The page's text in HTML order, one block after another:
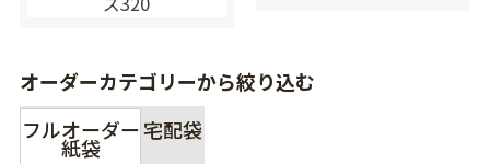
オーダーカテゴリーから絞り込む
フルオーダー
紙袋
宅配袋